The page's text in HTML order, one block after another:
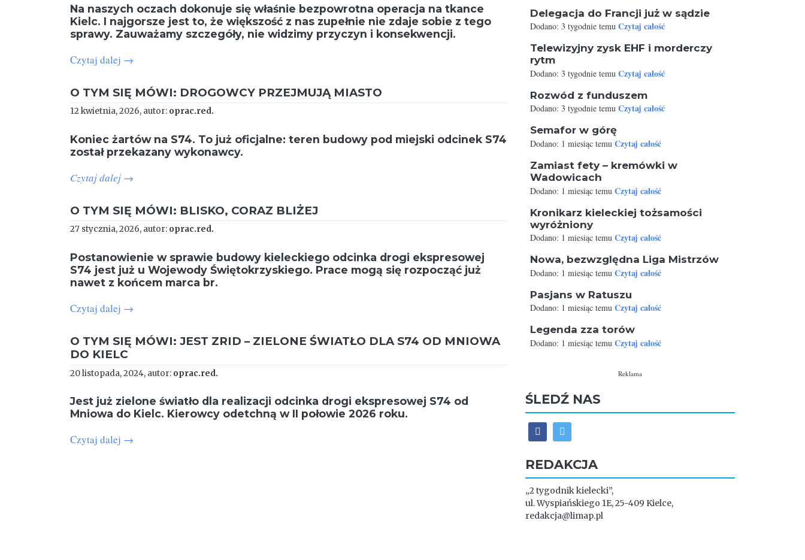
Na naszych oczach dokonuje się właśnie bezpowrotna operacja na tkance
Kielc. I najgorsze jest to, że większość z nas zupełnie nie zdaje sobie z tego
sprawy. Zauważamy szczegóły, nie widzimy przyczyn i konsekwencji.
Czytaj dalej →
O TYM SIĘ MÓWI: DROGOWCY PRZEJMUJĄ MIASTO
12 kwietnia, 2026, autor: oprac.red.
Koniec żartów na S74. To już oficjalne: teren budowy pod miejski odcinek S74
został przekazany wykonawcy.
Czytaj dalej →
O TYM SIĘ MÓWI: BLISKO, CORAZ BLIŻEJ
27 stycznia, 2026, autor: oprac.red.
Postanowienie w sprawie budowy kieleckiego odcinka drogi ekspresowej
S74 jest już u Wojewody Świętokrzyskiego. Prace mogą się rozpocząć już
nawet z końcem marca br.
Czytaj dalej →
O TYM SIĘ MÓWI: JEST ZRID – ZIELONE ŚWIATŁO DLA S74 OD MNIOWA
DO KIELC
20 listopada, 2024, autor: oprac.red.
Jest już zielone światło dla realizacji odcinka drogi ekspresowej S74 od
Mniowa do Kielc. Kierowcy odetchną w II połowie 2026 roku.
Czytaj dalej →
Delegacja do Francji już w sądzie
Dodano: 3 tygodnie temu Czytaj całość
Telewizyjny zysk EHF i morderczy
rytm
Dodano: 3 tygodnie temu Czytaj całość
Rozwód z funduszem
Dodano: 3 tygodnie temu Czytaj całość
Semafor w górę
Dodano: 1 miesiąc temu Czytaj całość
Zamiast fety – kremówki w
Wadowicach
Dodano: 1 miesiąc temu Czytaj całość
Kronikarz kieleckiej tożsamości
wyróżniony
Dodano: 1 miesiąc temu Czytaj całość
Nowa, bezwzględna Liga Mistrzów
Dodano: 1 miesiąc temu Czytaj całość
Pasjans w Ratuszu
Dodano: 1 miesiąc temu Czytaj całość
Legenda zza torów
Dodano: 1 miesiąc temu Czytaj całość
Reklama
ŚLEDŹ NAS
REDAKCJA
„2 tygodnik kielecki”,
ul. Wyspiańskiego 1E, 25-409 Kielce,
redakcja@limap.pl